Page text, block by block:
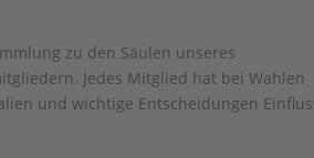
zu den Säulen unseres
Jedes Mitglied hat bei Wahlen
und wichtige Entscheidungen